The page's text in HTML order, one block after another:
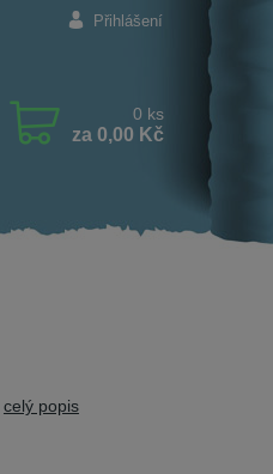
Přihlášení
0 ks
za 0,00 Kč
celý popis